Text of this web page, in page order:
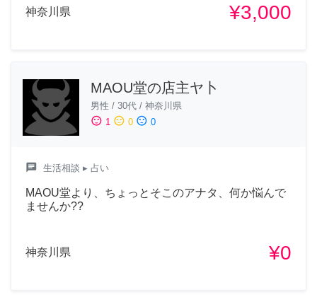
神奈川県 ¥3,000
MAOU堂の店主ヤ卜
男性 / 30代 / 神奈川県
sentiment_satisfied 1 sentiment_neutral 0 sentiment_dissatisfied 0
chat 生活相談 ▸ 占い
MAOU堂より、ちょっとそこのアナタ、何か悩んで
ませんか??
神奈川県 ¥0